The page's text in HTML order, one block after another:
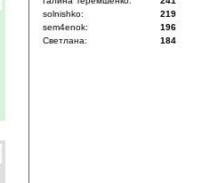
solnishko:
219
sem4enok:
196
Светлана:
184